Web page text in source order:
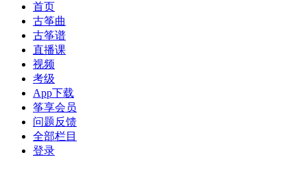
首页
古筝曲
古筝谱
直播课
视频
考级
App下载
筝享会员
问题反馈
全部栏目
登录